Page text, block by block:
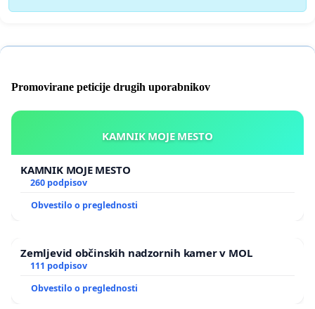
Promovirane peticije drugih uporabnikov
KAMNIK MOJE MESTO
KAMNIK MOJE MESTO
260 podpisov
Obvestilo o preglednosti
Zemljevid občinskih nadzornih kamer v MOL
111 podpisov
Obvestilo o preglednosti